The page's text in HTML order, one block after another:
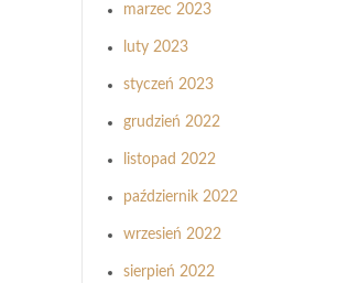
marzec 2023
luty 2023
styczeń 2023
grudzień 2022
listopad 2022
październik 2022
wrzesień 2022
sierpień 2022